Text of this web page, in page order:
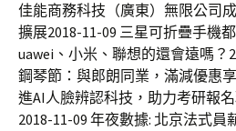
佳能商務科技（廣東）無限公司
擴展2018-11-09 三星可折疊手機
uawei、小米、聯想的還會遠嗎？
鋼琴節：與郎朗同業，滿減優惠享
進AI人臉辨認科技，助力考研報
2018-11-09 年夜數據: 北京法式員